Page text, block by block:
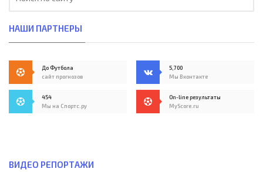
НАШИ ПАРТНЕРЫ
До Футбола
сайт прогнозов
5,700
Мы Вконтакте
454
Мы на Спортс.ру
On-line результаты
MyScore.ru
ВИДЕО РЕПОРТАЖИ